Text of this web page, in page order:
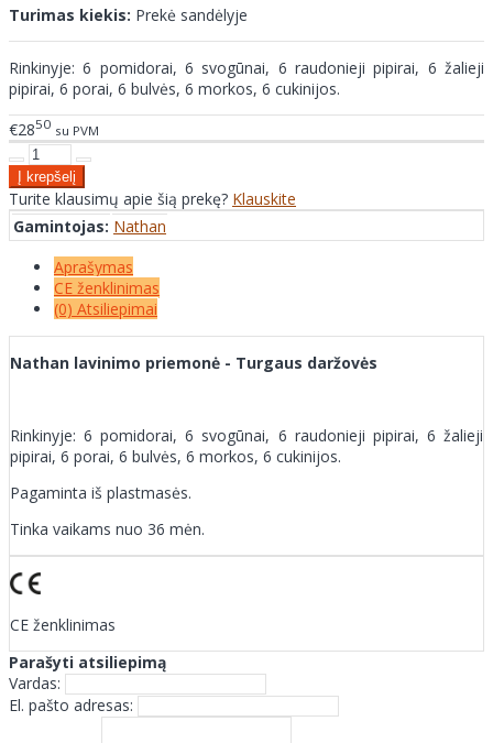
Turimas kiekis: Prekė sandėlyje
Rinkinyje: 6 pomidorai, 6 svogūnai, 6 raudonieji pipirai, 6 žalieji
pipirai, 6 porai, 6 bulvės, 6 morkos, 6 cukinijos.
€2850 su PVM
Turite klausimų apie šią prekę? Klauskite
Gamintojas: Nathan
Aprašymas
CE ženklinimas
(0) Atsiliepimai
Nathan lavinimo priemonė - Turgaus daržovės
Rinkinyje: 6 pomidorai, 6 svogūnai, 6 raudonieji pipirai, 6 žalieji
pipirai, 6 porai, 6 bulvės, 6 morkos, 6 cukinijos.
Pagaminta iš plastmasės.
Tinka vaikams nuo 36 mėn.
CE ženklinimas
Parašyti atsiliepimą
Vardas:
El. pašto adresas: